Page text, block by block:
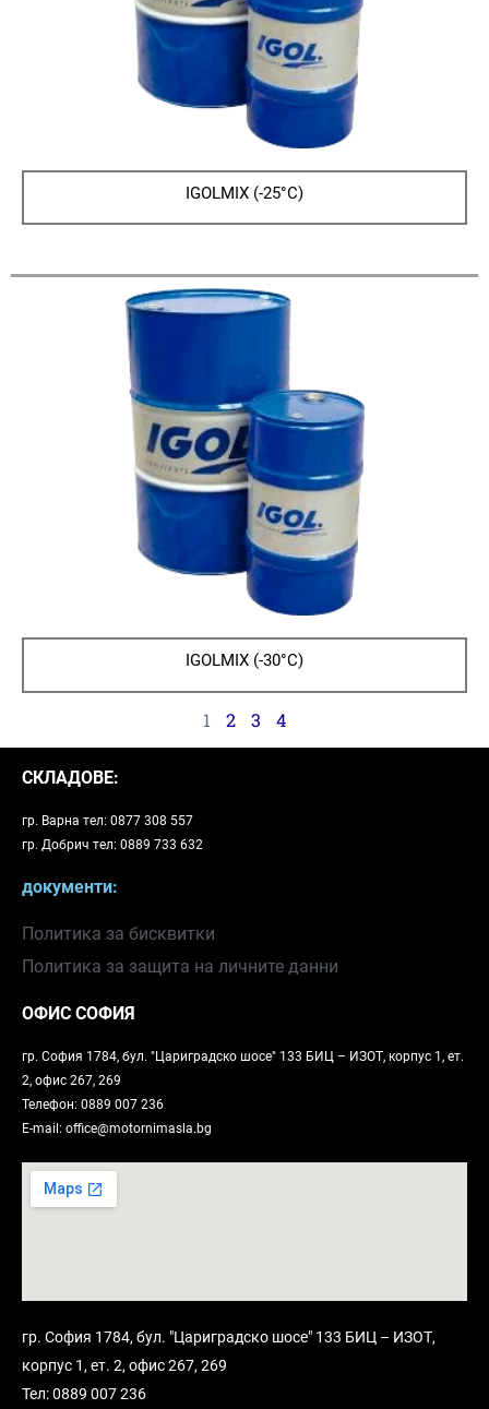
IGOLMIX (-25°C)
IGOLMIX (-30°C)
1 2 3 4
СКЛАДОВЕ:
гр. Варна тел: 0877 308 557
гр. Добрич тел: 0889 733 632
документи:
Политика за бисквитки
Политика за защита на личните данни
ОФИС СОФИЯ
гр. София 1784, бул. "Цариградско шосе" 133 БИЦ – ИЗОТ, корпус 1, ет.
2, офис 267, 269
Телефон: 0889 007 236
E-mail: office@motornimasla.bg
гр. София 1784, бул. "Цариградско шосе" 133 БИЦ – ИЗОТ,
корпус 1, ет. 2, офис 267, 269
Тел: 0889 007 236